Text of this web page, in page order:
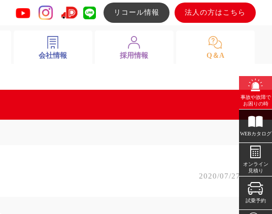
リコール情報 法人の方はこちら
会社情報 採用情報 Q＆A
事故や故障で
お困りの時
WEBカタログ
オンライン
見積り
試乗予約
2020/07/27